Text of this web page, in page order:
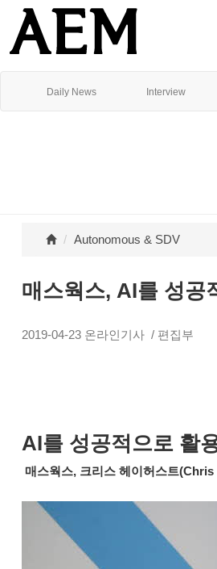
Daily News Interview
Autonomous & SDV
매스웍스, AI를 성공
2019-04-23 온라인기사 / 편집부
AI를 성공적으로 활
매스웍스, 크리스 헤이허스트